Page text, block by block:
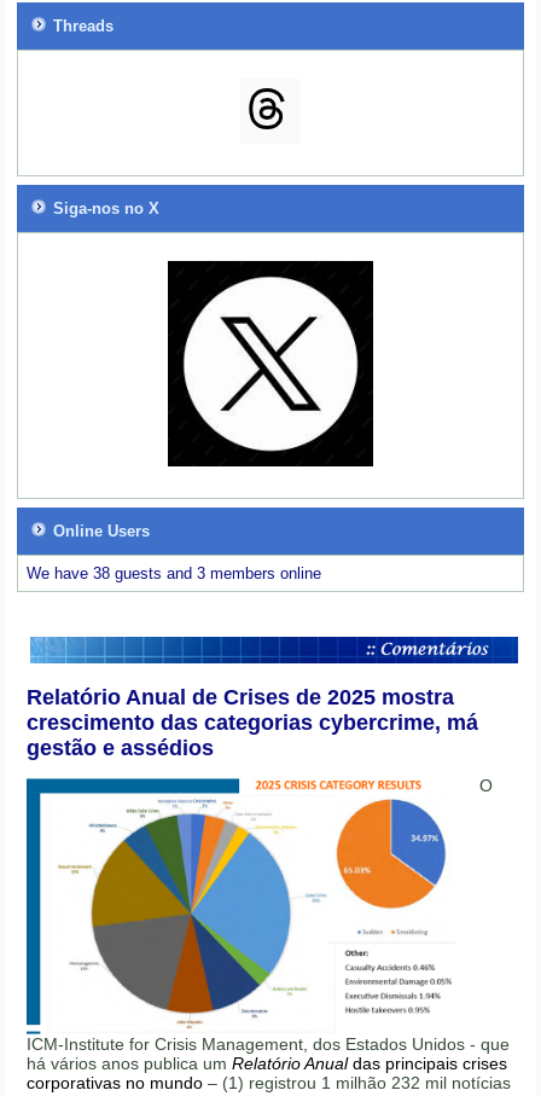
Threads
Siga-nos no X
Online Users
We have 38 guests and 3 members online
Relatório Anual de Crises de 2025 mostra
crescimento das categorias cybercrime, má
gestão e assédios
O
ICM-Institute for Crisis Management, dos Estados Unidos - que
há vários anos publica umRelatório Anualdas principais crises
corporativas no mundo – (1) registrou 1 milhão 232 mil notícias